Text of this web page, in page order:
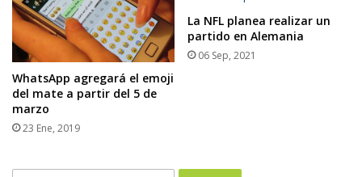
WhatsApp agregará el emoji
del mate a partir del 5 de
marzo
23 Ene, 2019
La NFL planea realizar un
partido en Alemania
06 Sep, 2021